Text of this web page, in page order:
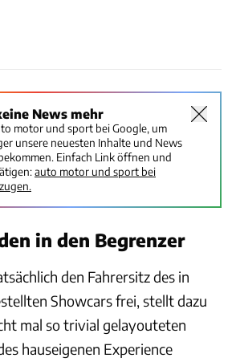
News mehr
motor und sport bei Google, um
unsere neuesten Inhalte und News
Einfach Link öffnen und
auto motor und sport bei
in den Begrenzer
den Fahrersitz des in
Showcars frei, stellt dazu
mal so trivial gelayouteten
hauseigenen Experience